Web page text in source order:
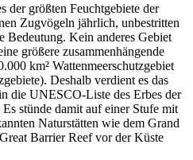
der größten Feuchtgebiete der
Zugvögeln jährlich, unbestritten
Bedeutung. Kein anderes Gebiet
größere zusammenhängende
km² Wattenmeerschutzgebiet
Deshalb verdient es das
die UNESCO-Liste des Erbes der
stünde damit auf einer Stufe mit
Naturstätten wie dem Grand
Barrier Reef vor der Küste